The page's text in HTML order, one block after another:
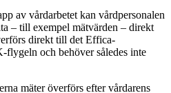
av vårdarbetet kan vårdpersonalen
– till exempel mätvärden – direkt
direkt till det Effica-
flygeln och behöver således inte
mäter överförs efter vårdarens